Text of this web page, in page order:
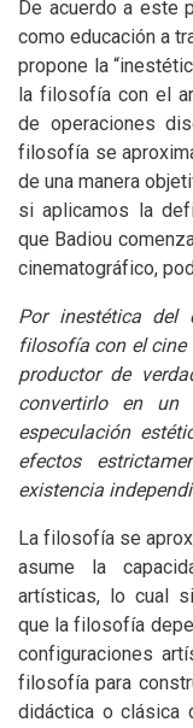
De acuerdo a este
como educación a
propone la
la filosofía con el
de operaciones
filosofía se
de una manera
si aplicamos la
que Badiou
cinematográfico,
Por inestética del
filosofía con el cine
productor de
convertirlo en
especulación
efectos
existencia
La filosofía se
asume la
artísticas, lo cual
que la filosofía
configuraciones
filosofía para
didáctica o clásica